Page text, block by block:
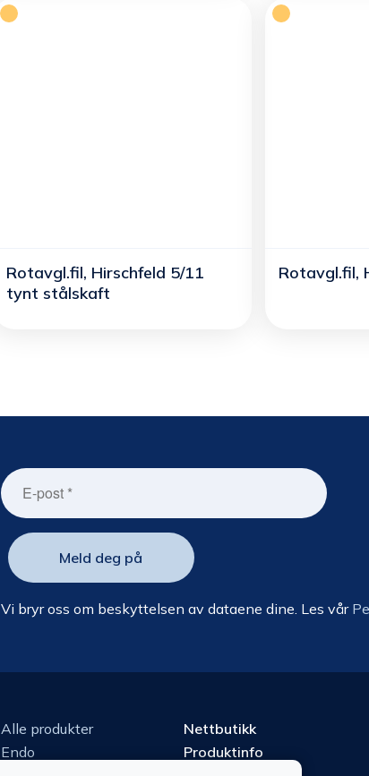
Rotavgl.fil, Hirschfeld 5/11
tynt stålskaft
Rotavgl.fil,
Vi bryr oss om beskyttelsen av dataene dine. Les vår
Alle produkter
Endo
Nettbutikk
Produktinfo